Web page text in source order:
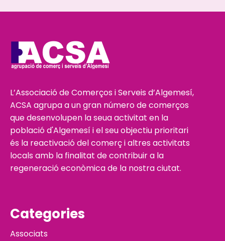
L’Associació de Comerços i Serveis d’Algemesí,
ACSA agrupa a un gran número de comerços
que desenvolupen la seua activitat en la
població d'Algemesí i el seu objectiu prioritari
és la reactivació del comerç i altres activitats
locals amb la finalitat de contribuir a la
regeneració econòmica de la nostra ciutat.
Categories
Associats